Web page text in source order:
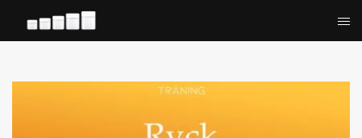
Hoppa
innehåll